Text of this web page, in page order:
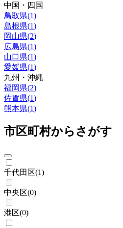
中国・四国
鳥取県(1)
島根県(1)
岡山県(2)
広島県(1)
山口県(1)
愛媛県(1)
九州・沖縄
福岡県(2)
佐賀県(1)
熊本県(1)
市区町村からさがす
千代田区(1)
中央区(0)
港区(0)